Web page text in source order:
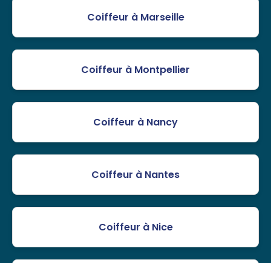
Coiffeur à Marseille
Coiffeur à Montpellier
Coiffeur à Nancy
Coiffeur à Nantes
Coiffeur à Nice